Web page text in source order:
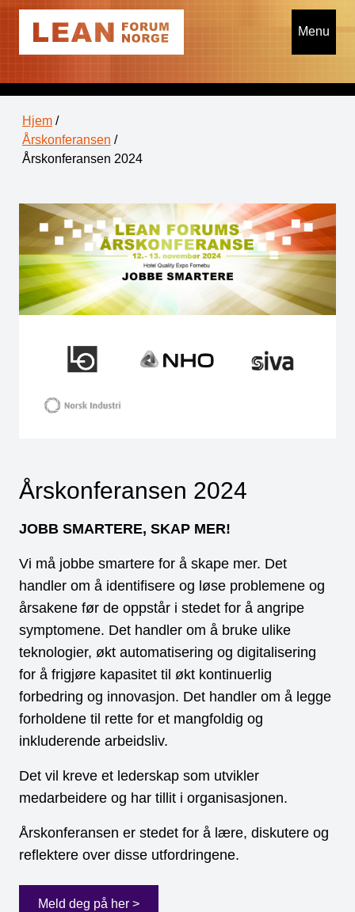
Menu
Hjem /
Årskonferansen /
Årskonferansen 2024
Årskonferansen 2024
JOBB SMARTERE, SKAP MER!
Vi må jobbe smartere for å skape mer. Det
handler om å identifisere og løse problemene og
årsakene før de oppstår i stedet for å angripe
symptomene. Det handler om å bruke ulike
teknologier, økt automatisering og digitalisering
for å frigjøre kapasitet til økt kontinuerlig
forbedring og innovasjon. Det handler om å legge
forholdene til rette for et mangfoldig og
inkluderende arbeidsliv.
Det vil kreve et lederskap som utvikler
medarbeidere og har tillit i organisasjonen.
Årskonferansen er stedet for å lære, diskutere og
reflektere over disse utfordringene.
Meld deg på her >